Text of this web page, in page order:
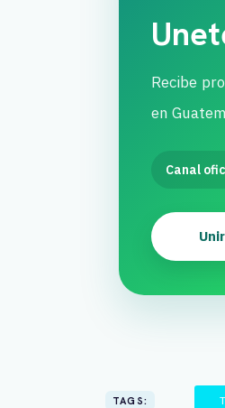
Recibe
en
Canal
TAGS: